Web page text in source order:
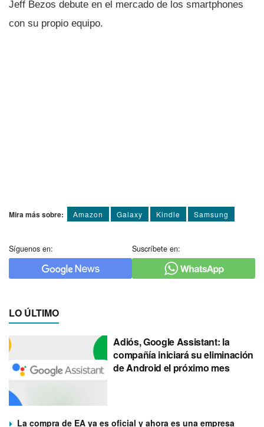
Jeff Bezos debute en el mercado de los smartphones
con su propio equipo.
Mira más sobre: Amazon Galaxy Kindle Samsung
Síguenos en: Suscríbete en:
LO ÚLTIMO
Adiós, Google Assistant: la
compañía iniciará su eliminación
de Android el próximo mes
La compra de EA ya es oficial y ahora es una empresa